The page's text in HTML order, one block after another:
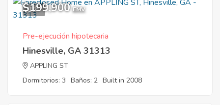
8
$199,900 EMV
Pre-ejecución hipotecaria
Hinesville, GA 31313
APPLING ST
Dormitorios: 3 Baños: 2 Built in 2008